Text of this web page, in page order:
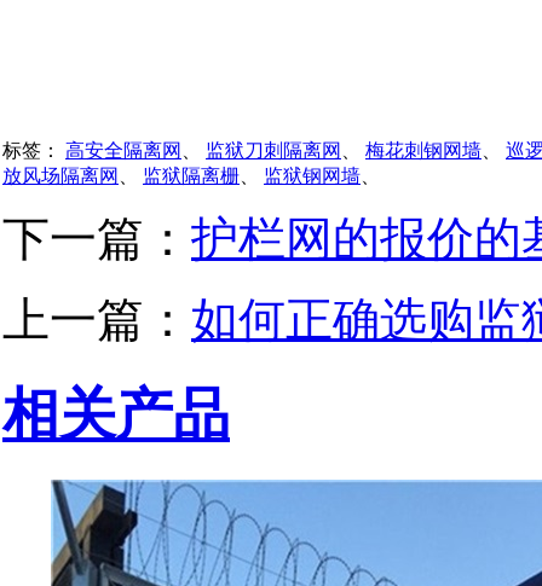
标签： 高安全隔离网 监狱刀刺隔离网 梅花刺钢网墙
巡
放风场隔离网
监狱隔离栅 监狱钢网墙
下一篇： 护栏网的报价的
上一篇： 如何正确选购监
相关产品